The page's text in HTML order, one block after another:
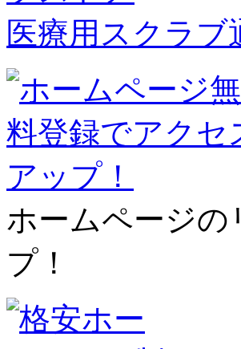
医療用スクラ
ホームページ
プ！